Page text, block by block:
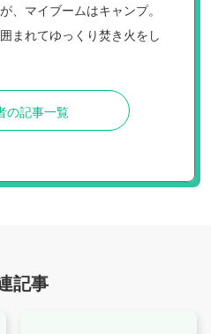
、マイブームはキャンプ。
まれてゆっくり焚き火をし
の記事一覧
記事